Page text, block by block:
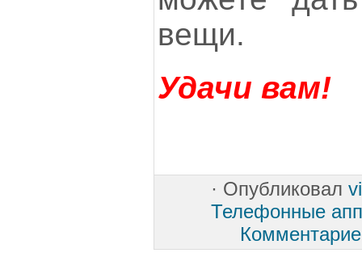
вещи.
Удачи вам!
· Опубликовал
Телефонные